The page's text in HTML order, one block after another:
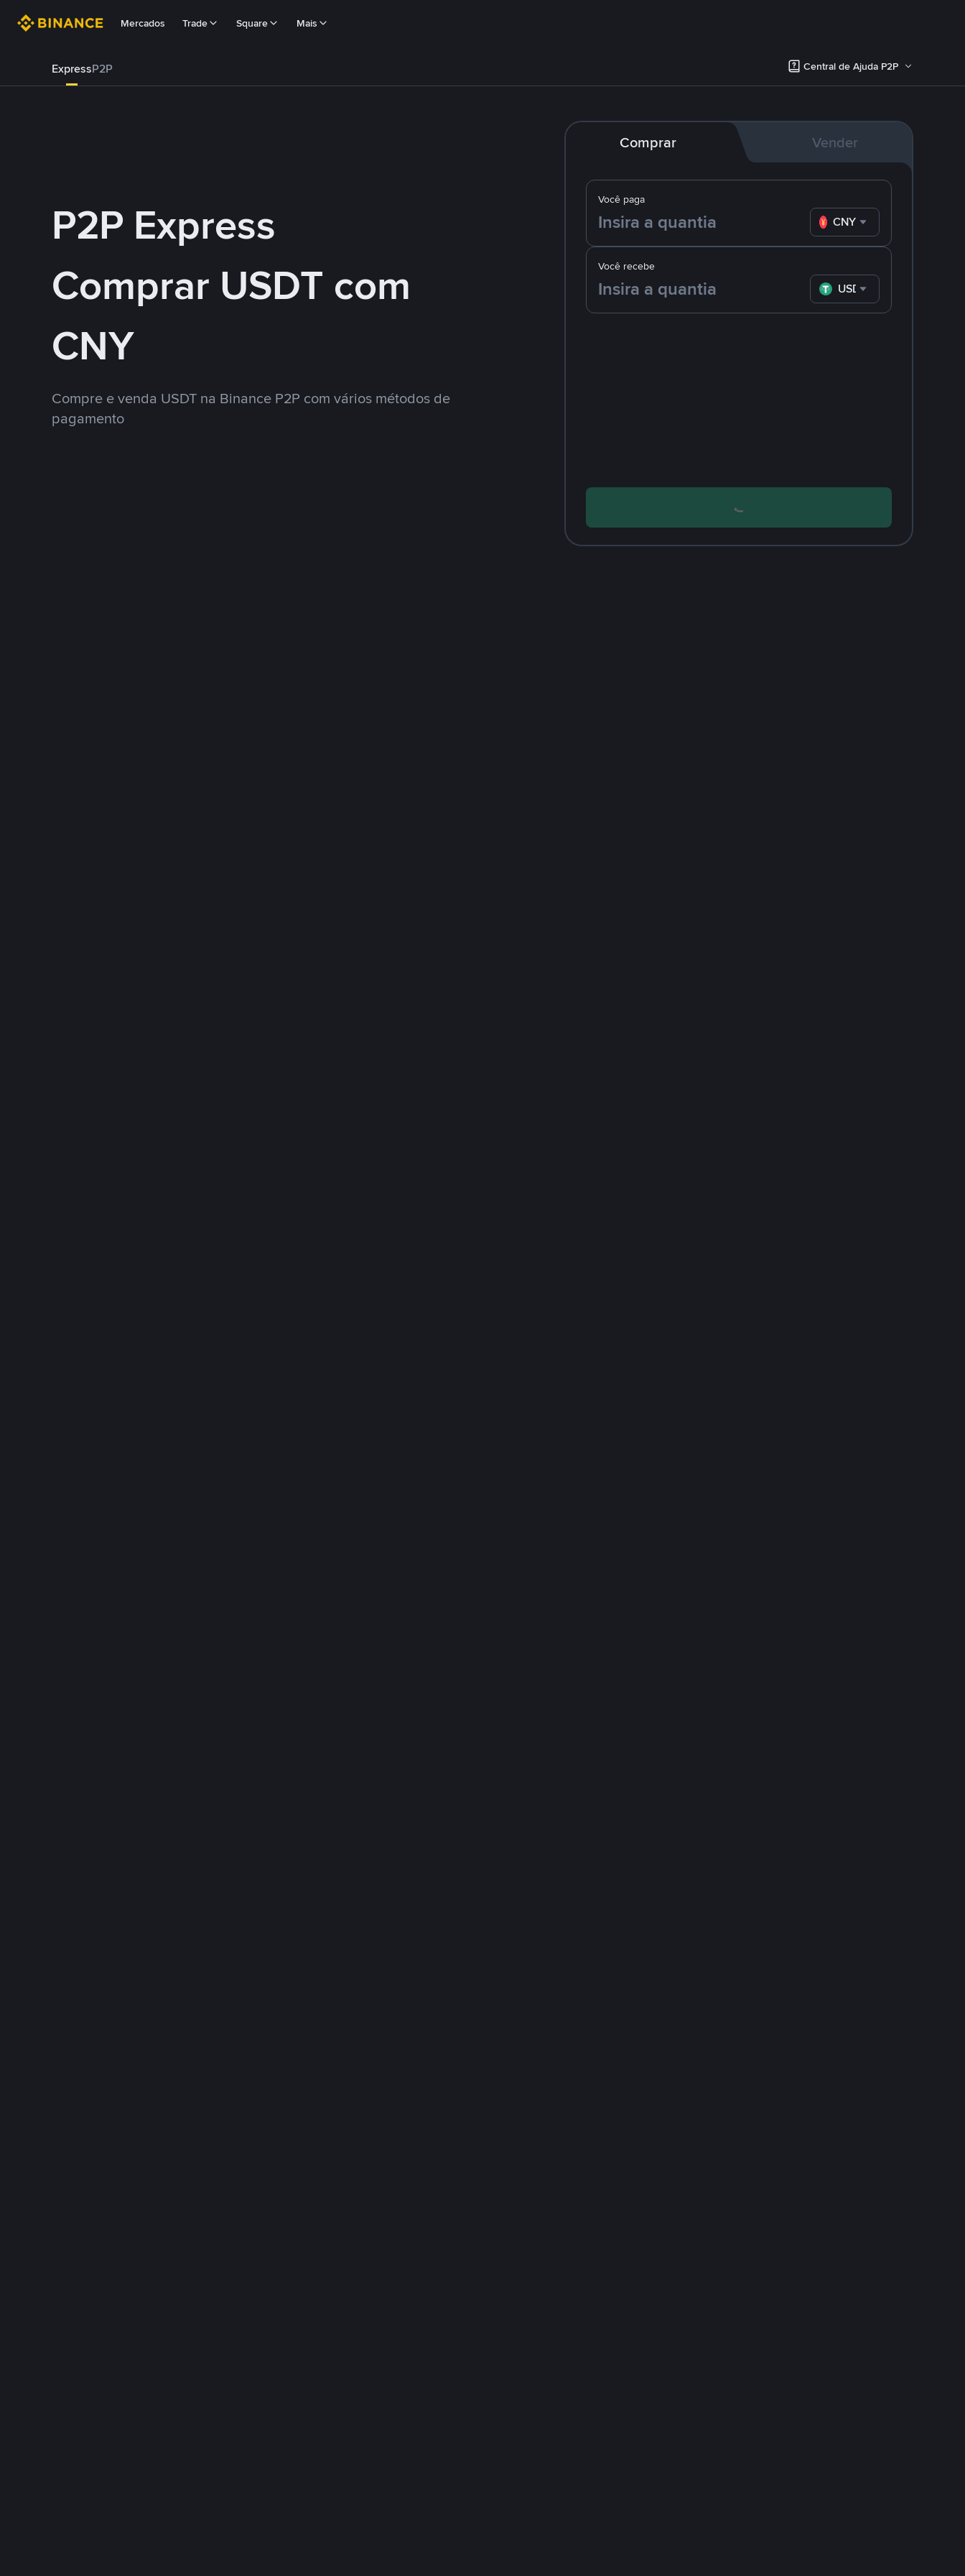
Mercados Trade Square Mais
ExpressP2P Central de Ajuda P2P
P2P Express
Comprar USDT com
CNY
Compre e venda USDT na Binance P2P com vários métodos de
pagamento
Comprar Vender
Você paga
CNY
Você recebe
USDT